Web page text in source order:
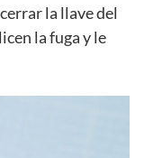
la llave del
la fuga y le